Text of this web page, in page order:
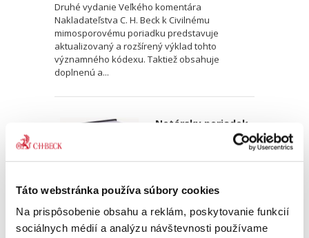
Táto webstránka používa súbory cookies
Na prispôsobenie obsahu a reklám, poskytovanie funkcií
sociálnych médií a analýzu návštevnosti používame
Druhé vydanie Veľkého komentára
Nakladateľstva C. H. Beck k Civilnému
mimosporovému poriadku predstavuje
aktualizovaný a rozšírený výklad tohto
významného kódexu. Taktiež obsahuje
doplnenú a...
Notársky poriadok.
2. VYDANIE